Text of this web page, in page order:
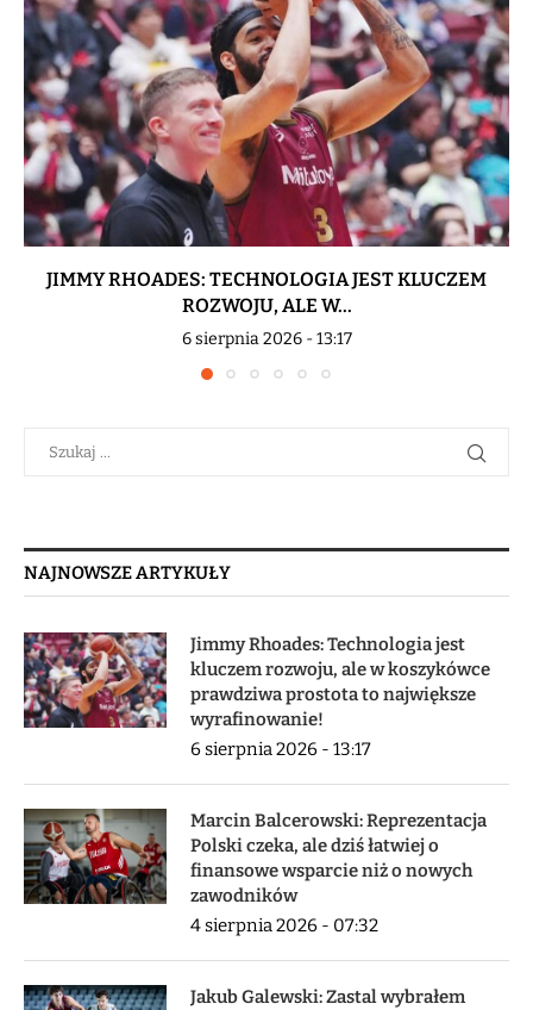
JIMMY RHOADES: TECHNOLOGIA JEST KLUCZEM
ROZWOJU, ALE W...
6 sierpnia 2026 - 13:17
NAJNOWSZE ARTYKUŁY
Jimmy Rhoades: Technologia jest
kluczem rozwoju, ale w koszykówce
prawdziwa prostota to największe
wyrafinowanie!
6 sierpnia 2026 - 13:17
Marcin Balcerowski: Reprezentacja
Polski czeka, ale dziś łatwiej o
finansowe wsparcie niż o nowych
zawodników
4 sierpnia 2026 - 07:32
Jakub Galewski: Zastal wybrałem